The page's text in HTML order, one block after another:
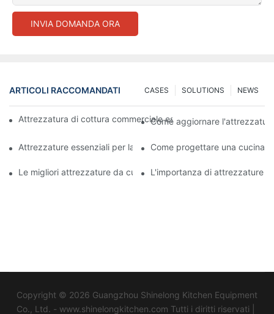
INVIA DOMANDA ORA
ARTICOLI RACCOMANDATI NEWS
SOLUTIONS
CASES
Attrezzatura di cottura commerciale essenziale per una
Come aggiornare
Attrezzature essenziali per la cucina ospedaliera per una
Come progettare una cucina
Le migliori attrezzature da cucina ospedaliera per nutrizione e
L'importanza di attrezzature
Copyright © 2026 Guangzhou Shinelong Kitchen Equipment
Co., Ltd. - www.shinelongkitchen.com Tutti i diritti riservati |